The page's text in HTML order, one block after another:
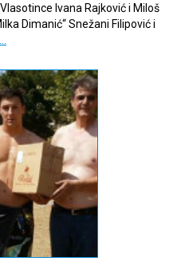
Ivana Rajković i Miloš
Dimanić“ Snežani Filipović i